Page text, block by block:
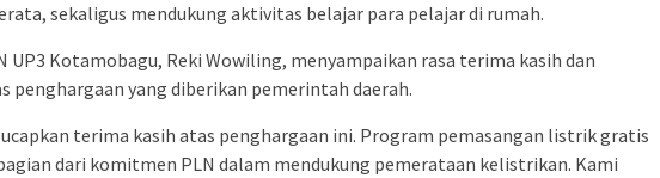
sekaligus mendukung aktivitas belajar para pelajar di rumah.
UP3 Kotamobagu, Reki Wowiling, menyampaikan rasa terima kasih dan
penghargaan yang diberikan pemerintah daerah.
terima kasih atas penghargaan ini. Program pemasangan listrik gratis
dari komitmen PLN dalam mendukung pemerataan kelistrikan. Kami